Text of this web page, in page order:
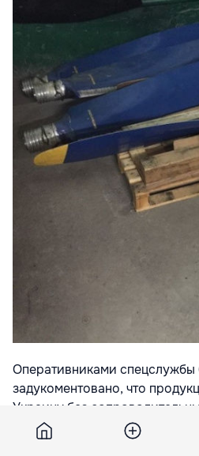
Оперативниками спецслужбы
задукоментовано, что
Украину без
была отражена в официальной